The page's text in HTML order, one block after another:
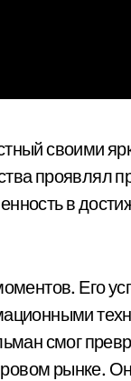
своими
проявлял
в
Его
смог
рынке.